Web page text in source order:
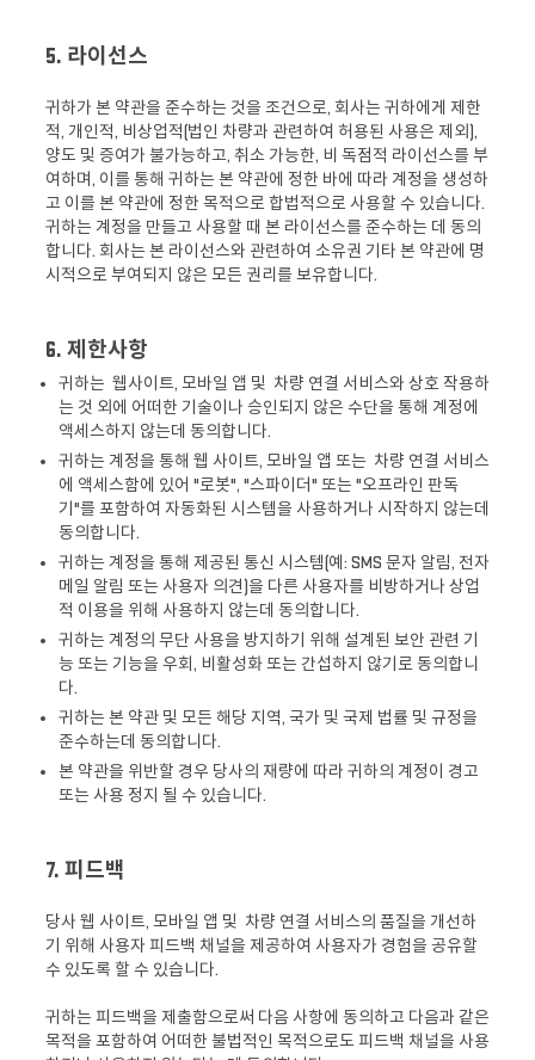
5. 라이선스
귀하가 본 약관을 준수하는 것을 조건으로, 회사는 귀하에게 제한
적, 개인적, 비상업적(법인 차량과 관련하여 허용된 사용은 제외),
양도 및 증여가 불가능하고, 취소 가능한, 비 독점적 라이선스를 부
여하며, 이를 통해 귀하는 본 약관에 정한 바에 따라 계정을 생성하
고 이를 본 약관에 정한 목적으로 합법적으로 사용할 수 있습니다.
귀하는 계정을 만들고 사용할 때 본 라이선스를 준수하는 데 동의
합니다. 회사는 본 라이선스와 관련하여 소유권 기타 본 약관에 명
시적으로 부여되지 않은 모든 권리를 보유합니다.
6. 제한사항
귀하는 웹사이트, 모바일 앱 및 차량 연결 서비스와 상호 작용하
는 것 외에 어떠한 기술이나 승인되지 않은 수단을 통해 계정에
액세스하지 않는데 동의합니다.
귀하는 계정을 통해 웹 사이트, 모바일 앱 또는 차량 연결 서비스
에 액세스함에 있어 "로봇", "스파이더" 또는 "오프라인 판독
기"를 포함하여 자동화된 시스템을 사용하거나 시작하지 않는데
동의합니다.
귀하는 계정을 통해 제공된 통신 시스템(예: SMS 문자 알림, 전자
메일 알림 또는 사용자 의견)을 다른 사용자를 비방하거나 상업
적 이용을 위해 사용하지 않는데 동의합니다.
귀하는 계정의 무단 사용을 방지하기 위해 설계된 보안 관련 기
능 또는 기능을 우회, 비활성화 또는 간섭하지 않기로 동의합니
다.
귀하는 본 약관 및 모든 해당 지역, 국가 및 국제 법률 및 규정을
준수하는데 동의합니다.
본 약관을 위반할 경우 당사의 재량에 따라 귀하의 계정이 경고
또는 사용 정지 될 수 있습니다.
7. 피드백
당사 웹 사이트, 모바일 앱 및 차량 연결 서비스의 품질을 개선하
기 위해 사용자 피드백 채널을 제공하여 사용자가 경험을 공유할
수 있도록 할 수 있습니다.
귀하는 피드백을 제출함으로써 다음 사항에 동의하고 다음과 같은
목적을 포함하여 어떠한 불법적인 목적으로도 피드백 채널을 사용